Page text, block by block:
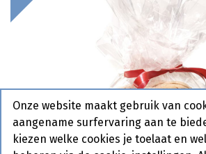
Onze website maakt gebruik van
aangename surfervaring aan te
kiezen welke cookies je toelaat en